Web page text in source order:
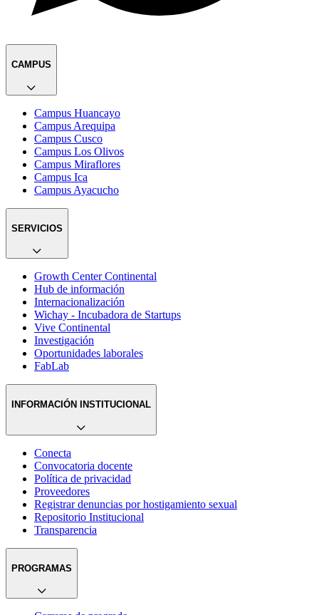
CAMPUS
Campus Huancayo
Campus Arequipa
Campus Cusco
Campus Los Olivos
Campus Miraflores
Campus Ica
Campus Ayacucho
SERVICIOS
Growth Center Continental
Hub de información
Internacionalización
Wichay - Incubadora de Startups
Vive Continental
Investigación
Oportunidades laborales
FabLab
INFORMACIÓN INSTITUCIONAL
Conecta
Convocatoria docente
Política de privacidad
Proveedores
Registrar denuncias por hostigamiento sexual
Repositorio Institucional
Transparencia
PROGRAMAS